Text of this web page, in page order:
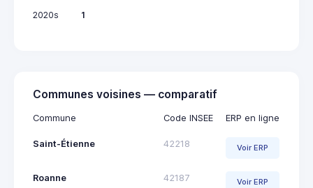
2020s
1
Communes voisines — comparatif
Commune Code INSEE ERP en ligne
Saint-Étienne 42218 Voir ERP
Roanne 42187 Voir ERP